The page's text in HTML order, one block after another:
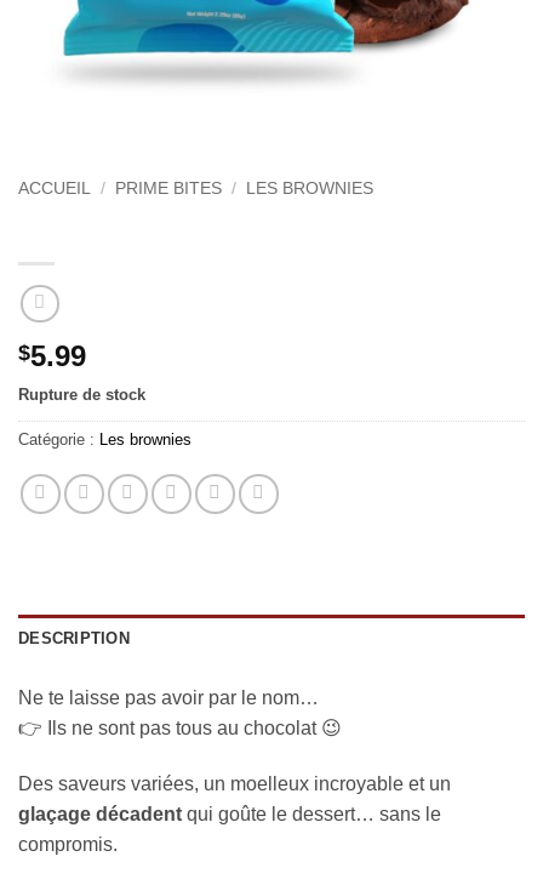
ACCUEIL / PRIME BITES / LES BROWNIES
$5.99
Rupture de stock
Catégorie : Les brownies
DESCRIPTION
Ne te laisse pas avoir par le nom…
👉 Ils ne sont pas tous au chocolat 😉
Des saveurs variées, un moelleux incroyable et un
glaçage décadent qui goûte le dessert… sans le
compromis.